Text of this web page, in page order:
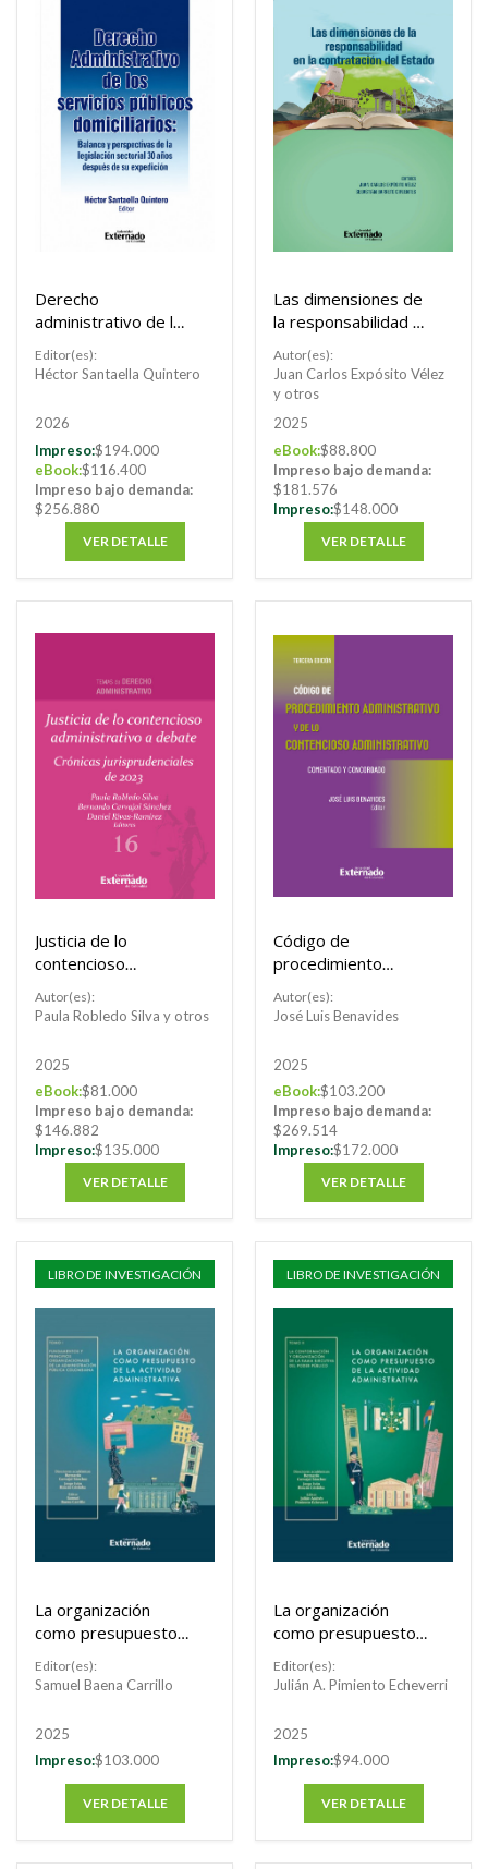
Derecho
administrativo de los
servicios públicos
domiciliarios: Balance
legislación sectorial
su expedición
Editor(es):
Héctor Santaella Quintero
2026
Impreso:$194.000
eBook:$116.400
Impreso bajo demanda:
$256.880
VER DETALLE
Las dimensiones de
la responsabilidad en
la contratación del
Estado
Autor(es):
Juan Carlos Expósito Vélez
y otros
2025
eBook:$88.800
Impreso bajo demanda:
$181.576
Impreso:$148.000
VER DETALLE
Justicia de lo
contencioso
debate
Autor(es):
Paula Robledo Silva y otros
2025
eBook:$81.000
Impreso bajo demanda:
$146.882
Impreso:$135.000
VER DETALLE
Código de
procedimiento
lo contencioso
Autor(es):
José Luis Benavides
2025
eBook:$103.200
Impreso bajo demanda:
$269.514
Impreso:$172.000
VER DETALLE
LIBRO DE INVESTIGACIÓN
La organización
como presupuesto
administrativa
Editor(es):
Samuel Baena Carrillo
2025
Impreso:$103.000
VER DETALLE
LIBRO DE INVESTIGACIÓN
La organización
como presupuesto
administrativa
Editor(es):
Julián A. Pimiento Echeverri
2025
Impreso:$94.000
VER DETALLE